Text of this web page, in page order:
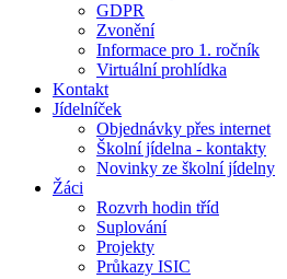
GDPR
Zvonění
Informace pro 1. ročník
Virtuální prohlídka
Kontakt
Jídelníček
Objednávky přes internet
Školní jídelna - kontakty
Novinky ze školní jídelny
Žáci
Rozvrh hodin tříd
Suplování
Projekty
Průkazy ISIC